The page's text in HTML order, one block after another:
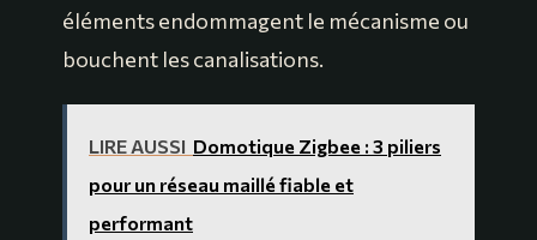
éléments endommagent le mécanisme ou
bouchent les canalisations.
LIRE AUSSI Domotique Zigbee : 3 piliers
pour un réseau maillé fiable et
performant